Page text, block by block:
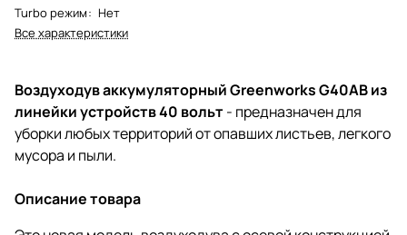
Turbo режим: Нет
Все характеристики
Воздуходув аккумуляторный Greenworks G40AB из
линейки устройств 40 вольт- предназначен для
уборки любых территорий от опавших листьев, легкого
мусора и пыли.
Описание товара